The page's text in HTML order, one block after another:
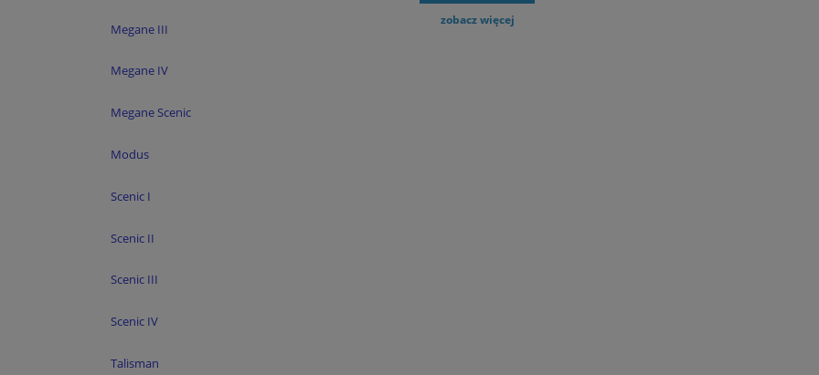
Megane III
Megane IV
Megane Scenic
Modus
Scenic I
Scenic II
Scenic III
Scenic IV
Talisman
zobacz więcej